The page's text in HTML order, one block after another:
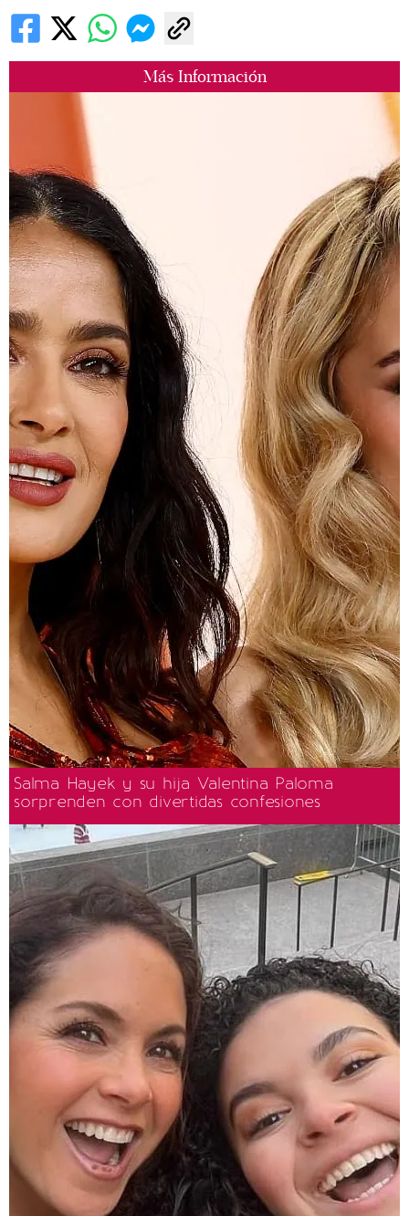
Más Información
Salma Hayek y su hija Valentina Paloma
sorprenden con divertidas confesiones